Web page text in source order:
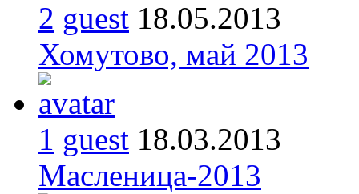
2 guest 18.05.2013
Хомутово, май 2013
1 guest 18.03.2013
Масленица-2013